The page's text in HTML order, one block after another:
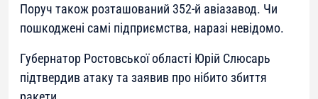
Поруч також розташований 352-й авіазавод. Чи
пошкоджені самі підприємства, наразі невідомо.
Губернатор Ростовської області Юрій Слюсарь
підтвердив атаку та заявив про нібито збиття